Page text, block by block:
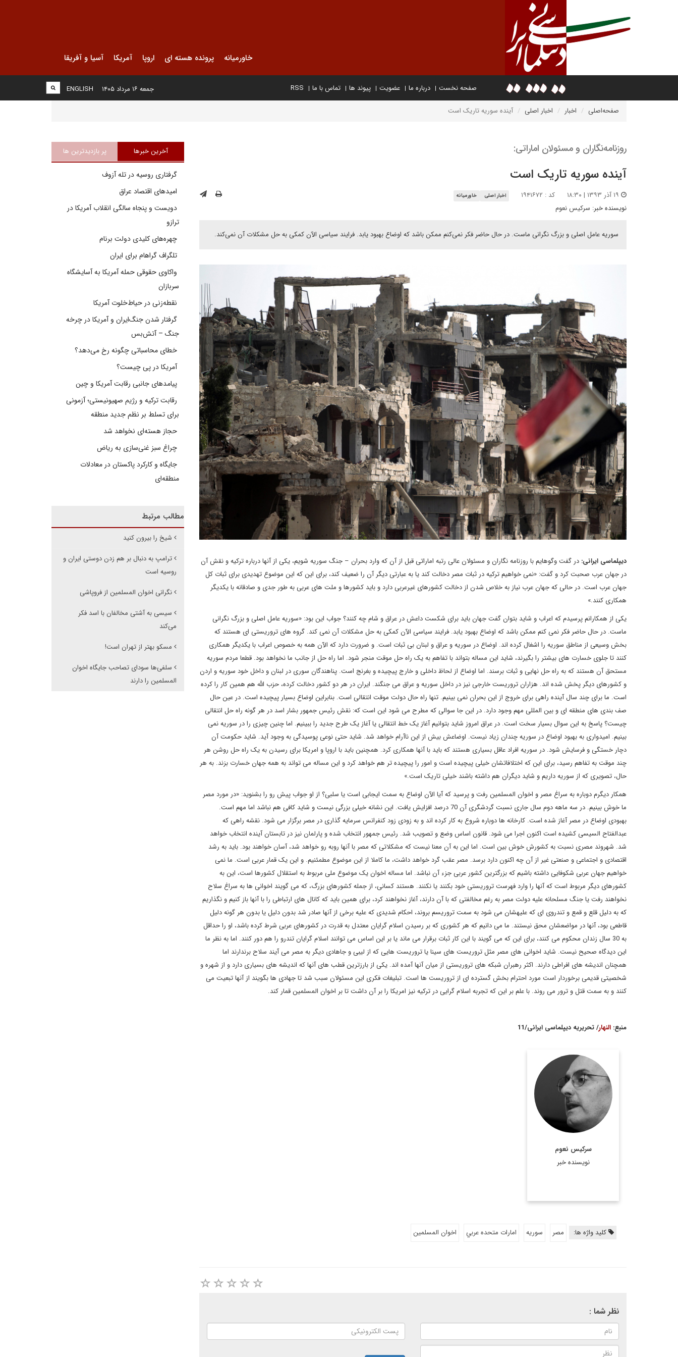
خاورمیانه پرونده هسته ای اروپا آمریکا آسیا و آفریقا
صفحه نخست درباره ما عضویت پیوند ها تماس با ما RSS
ENGLISH جمعه ۱۶ مرداد ۱۴۰۵
صفحه‌اصلی اخبار اخبار اصلی آینده سوریه تاریک است
روزنامه‌نگاران و مسئولان اماراتی:
آینده سوریه تاریک است
کد : ۱۹۴۱۶۷۲ اخبار اصلی خاورمیانه
نویسنده خبر: سرکیس نعوم
سوریه عامل اصلی و بزرگ نگرانی ماست. در حال حاضر فکر نمی‌کنم ممکن باشد که اوضاع بهبود یابد. فرایند سیاسی الآن کمکی به حل مشکلات آن نمی‌کند.
دیپلماسی ایرانی: در گفت وگوهایم با روزنامه نگاران و مسئولان عالی رتبه اماراتی قبل از آن که وارد بحران – جنگ سوریه شویم، یکی از آنها درباره ترکیه و نقش آن
در جهان عرب صحبت کرد و گفت: «نمی خواهیم ترکیه در ثبات مصر دخالت کند یا به عبارتی دیگر آن را ضعیف کند، برای این که این موضوع تهدیدی برای ثبات کل
جهان عرب است. در حالی که جهان عرب نیاز به خلاص شدن از دخالت کشورهای غیرعربی دارد و باید کشورها و ملت های عربی به طور جدی و صادقانه با یکدیگر
همکاری کنند.»
یکی از همکارانم پرسیدم که اعراب و شاید بتوان گفت جهان باید برای شکست داعش در عراق و شام چه کنند؟ جواب این بود: «سوریه عامل اصلی و بزرگ نگرانی
ماست. در حال حاضر فکر نمی کنم ممکن باشد که اوضاع بهبود یابد. فرایند سیاسی الآن کمکی به حل مشکلات آن نمی کند. گروه های تروریستی ای هستند که
بخش وسیعی از مناطق سوریه را اشغال کرده اند. اوضاع در سوریه و عراق و لبنان بی ثبات است. و ضرورت دارد که الآن همه به خصوص اعراب با یکدیگر همکاری
کنند تا جلوی خسارت های بیشتر را بگیرند، شاید این مساله بتواند با تفاهم به یک راه حل موقت منجر شود. اما راه حل از جانب ما نخواهد بود. قطعا مردم سوریه
مستحق آن هستند که به راه حل نهایی و ثبات برسند. اما اوضاع از لحاظ داخلی و خارج پیچیده و بغرنج است. پناهندگان سوری در لبنان و داخل خود سوریه و اردن
و کشورهای دیگر پخش شده اند. هزاران تروریست خارجی نیز در داخل سوریه و عراق می جنگند. ایران در هر دو کشور دخالت کرده، حزب الله هم همین کار را کرده
است. ما برای چند سال آینده راهی برای خروج از این بحران نمی بینیم. تنها راه حال دولت موقت انتقالی است. بنابراین اوضاع بسیار پیچیده است. در عین حال
صف بندی های منطقه ای و بین المللی مهم وجود دارد. در این جا سوالی که مطرح می شود این است که: نقش رئیس جمهور بشار اسد در هر گونه راه حل انتقالی
چیست؟ پاسخ به این سوال بسیار سخت است. در عراق امروز شاید بتوانیم آغاز یک خط انتقالی یا آغاز یک طرح جدید را ببینیم. اما چنین چیزی را در سوریه نمی
بینیم. امیدواری به بهبود اوضاع در سوریه چندان زیاد نیست. اوضاعش بیش از این ناآرام خواهد شد. شاید حتی نوعی پوسیدگی به وجود آید. شاید حکومت آن
دچار خستگی و فرسایش شود. در سوریه افراد عاقل بسیاری هستند که باید با آنها همکاری کرد. همچنین باید با اروپا و امریکا برای رسیدن به یک راه حل روشن هر
چند موقت به تفاهم رسید، برای این که اختلافاتشان خیلی پیچیده است و امور را پیچیده تر هم خواهد کرد و این مساله می تواند به همه جهان خسارت بزند. به هر
حال، تصویری که از سوریه داریم و شاید دیگران هم داشته باشند خیلی تاریک است.»
همکار دیگرم دوباره به سراغ مصر و اخوان المسلمین رفت و پرسید که آیا الآن اوضاع به سمت ایجابی است یا سلبی؟ از او جواب پیش رو را بشنوید: «در مورد مصر
ما خوش بینیم. در سه ماهه دوم سال جاری نسبت گردشگری آن 70 درصد افزایش یافت. این نشانه خیلی بزرگی نیست و شاید کافی هم نباشد اما مهم است.
بهبودی اوضاع در مصر آغاز شده است. کارخانه ها دوباره شروع به کار کرده اند و به زودی زود کنفرانس سرمایه گذاری در مصر برگزار می شود. نقشه راهی که
عبدالفتاح السیسی کشیده است اکنون اجرا می شود. قانون اساس وضع و تصویب شد. رئیس جمهور انتخاب شده و پارلمان نیز در تابستان آینده انتخاب خواهد
شد. شهروند مصری نسبت به کشورش خوش بین است. اما این به آن معنا نیست که مشکلاتی که مصر با آنها روبه رو خواهد شد، آسان خواهند بود. باید به رشد
اقتصادی و اجتماعی و صنعتی غیر از آن چه اکنون دارد برسد. مصر عقب گرد خواهد داشت، ما کاملا از این موضوع مطمئنیم. و این یک قمار عربی است. ما نمی
خواهیم جهان عربی شکوفایی داشته باشیم که بزرگترین کشور عربی جزء آن نباشد. اما مساله اخوان یک موضوع ملی مربوط به استقلال کشورها است، این به
کشورهای دیگر مربوط است که آنها را وارد فهرست تروریستی خود بکنند یا نکنند. هستند کسانی، از جمله کشورهای بزرگ، که می گویند اخوانی ها به سراغ سلاح
نخواهند رفت یا جنگ مسلحانه علیه دولت مصر به رغم مخالفتی که با آن دارند، آغاز نخواهند کرد، برای همین باید که کانال های ارتباطی را با آنها باز کنیم و نگذاریم
که به دلیل قلع و قمع و تندروی ای که علیهشان می شود به سمت تروریسم بروند، احکام شدیدی که علیه برخی از آنها صادر شد بدون دلیل یا بدون هر گونه دلیل
قاطعی بود، آنها در مواضعشان محق نیستند. ما می دانیم که هر کشوری که بر رسیدن اسلام گرایان معتدل به قدرت در کشورهای عربی شرط کرده باشد، او را حداقل
به 30 سال زندان محکوم می کنند، برای این که می گویند با این کار ثبات برقرار می ماند یا بر این اساس می توانند اسلام گرایان تندرو را هم دور کنند. اما به نظر ما
این دیدگاه صحیح نیست. شاید اخوانی های مصر مثل تروریست های سینا یا تروریست هایی که از لیبی و جاهادی دیگر به مصر می آیند سلاح برندارند اما
همچنان اندیشه های افراطی دارند. اکثر رهبران شبکه های تروریستی از میان آنها آمده اند. یکی از بارزترین قطب های آنها که اندیشه های بسیاری دارد و از شهره و
شخصیتی قدیمی برخوردار است مورد احترام بخش گسترده ای از تروریست ها است. تبلیغات فکری این مسئولان سبب شد تا جهادی ها بگویند از آنها تبعیت می
کنند و به سمت قتل و ترور می روند. با علم بر این که تجربه اسلام گرایی در ترکیه نیز امریکا را بر آن داشت تا بر اخوان المسلمین قمار کند.
منبع: النهار/ تحریریه دیپلماسی ایرانی/11
سرکیس نعوم
نویسنده خبر
سركيس نعوم، نويسنده و
روزنامه نگار مشهور لبناني
ويكي از ستون نويسان
روزنامه النهار است. وی در
سال 2011 جایزه جهانی
استرالیا دریافت کرد. ...
کلید واژه ها: مصر سوريه امارات متحده عربي اخوان المسلمين
نظر شما :
آخرین خبرها پر بازدیدترین ها
گرفتاری روسیه در تله آزوف
امیدهای اقتصاد عراق
دویست و پنجاه سالگی انقلاب آمریکا در
ترازو
چهره‌های کلیدی دولت برنام
تلگراف گراهام برای ایران
واکاوی حقوقی حمله آمریکا به آسایشگاه
سربازان
نقطه‌زنی در حیاط‌خلوت آمریکا
گرفتار شدن جنگ‌ایران و آمریکا در چرخه
جنگ – آتش‌بس
خطای محاسباتی چگونه رخ می‌دهد؟
آمریکا در پی چیست؟
پیامدهای جانبی رقابت آمریکا و چین
رقابت ترکیه و رژیم صهیونیستی؛ آزمونی
برای تسلط بر نظم جدید منطقه
حجاز هسته‌ای نخواهد شد
چراغ سبز غنی‌سازی به ریاض
جایگاه و کارکرد پاکستان در معادلات
منطقه‌ای
مطالب مرتبط
شیخ را بیرون کنید
ترامپ به دنبال بر هم زدن دوستی ایران و
روسیه است
نگرانی اخوان المسلمین از فروپاشی
سیسی به آشتی مخالفان با اسد فکر
می‌کند
مسکو بهتر از تهران است!
سلفی‌ها سودای تصاحب جایگاه اخوان
المسلمین را دارند